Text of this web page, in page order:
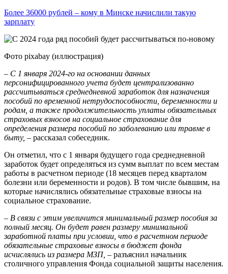
Более 36000 рублей – кому в Минске начислили такую
зарплату
Фото pixabay (иллюстрация)
– С 1 января 2024-го на основании данных
персонифицированного учета будет централизованно
рассчитываться среднедневной заработок для назначения
пособий по временной нетрудоспособности, беременности и
родам, а также продолжительность уплаты обязательных
страховых взносов на социальное страхование для
определения размера пособий по заболеванию или травме в
быту, – рассказал собеседник.
Он отметил, что с 1 января будущего года среднедневной
заработок будет определяться из сумм выплат по всем местам
работы в расчетном периоде (18 месяцев перед кварталом
болезни или беременности и родов). В том числе бывшим, на
которые начислялись обязательные страховые взносы на
социальное страхование.
– В связи с этим увеличится минимальный размер пособия за
полный месяц. Он будет равен размеру минимальной
заработной платы при условии, что в расчетном периоде
обязательные страховые взносы в бюджет фонда
исчислялись из размера МЗП, – разъяснил начальник
столичного управления Фонда социальной защиты населения.